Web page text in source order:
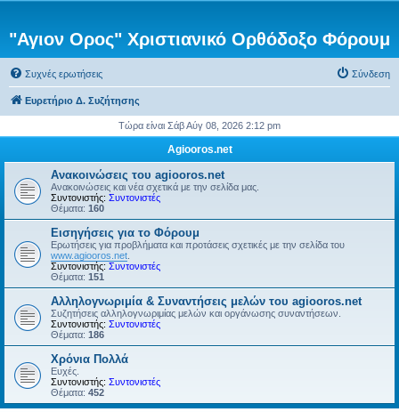
"Αγιον Ορος" Χριστιανικό Ορθόδοξο Φόρουμ
Συχνές ερωτήσεις Σύνδεση
Ευρετήριο Δ. Συζήτησης
Τώρα είναι Σάβ Αύγ 08, 2026 2:12 pm
Agiooros.net
Ανακοινώσεις του agiooros.net
Ανακοινώσεις και νέα σχετικά με την σελίδα μας.
Συντονιστής: Συντονιστές
Θέματα: 160
Εισηγήσεις για το Φόρουμ
Ερωτήσεις για προβλήματα και προτάσεις σχετικές με την σελίδα του
www.agiooros.net
Συντονιστής: Συντονιστές
Θέματα: 151
Αλληλογνωριμία & Συναντήσεις μελών του agiooros.net
Συζητήσεις αλληλογνωριμίας μελών και οργάνωσης συναντήσεων.
Συντονιστής: Συντονιστές
Θέματα: 186
Χρόνια Πολλά
Ευχές.
Συντονιστής: Συντονιστές
Θέματα: 452